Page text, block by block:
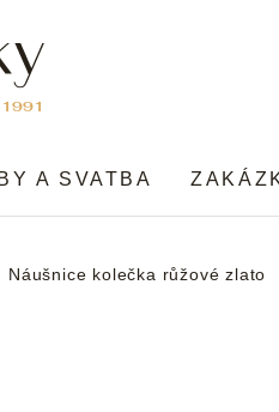
A SVATBA
Náušnice kolečka růžové zlato